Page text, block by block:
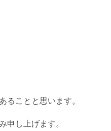
ことと思います。
し上げます。